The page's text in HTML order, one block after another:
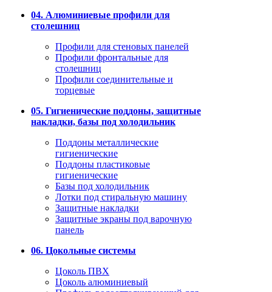
04. Алюминиевые профили для
столешниц
Профили для стеновых панелей
Профили фронтальные для
столешниц
Профили соединительные и
торцевые
05. Гигиенические поддоны, защитные
накладки, базы под холодильник
Поддоны металлические
гигиенические
Поддоны пластиковые
гигиенические
Базы под холодильник
Лотки под стиральную машину
Защитные накладки
Защитные экраны под варочную
панель
06. Цокольные системы
Цоколь ПВХ
Цоколь алюминиевый